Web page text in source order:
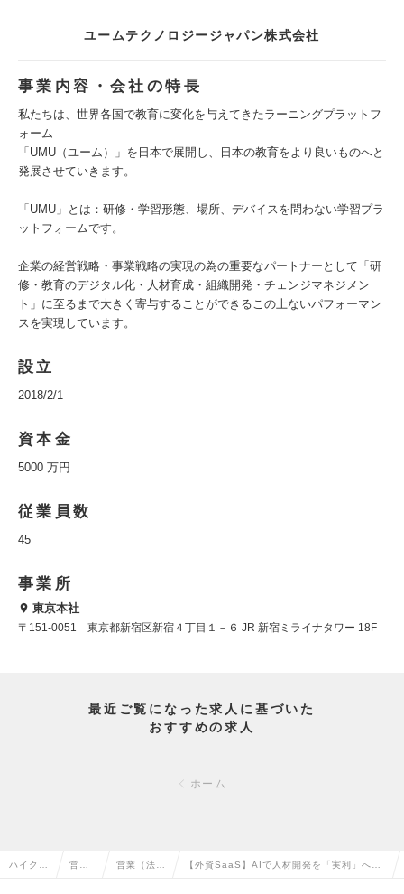
ユームテクノロジージャパン株式会社
事業内容・会社の特長
私たちは、世界各国で教育に変化を与えてきたラーニングプラットフ
ォーム
「UMU（ユーム）」を日本で展開し、日本の教育をより良いものへと
発展させていきます。
「UMU」とは：研修・学習形態、場所、デバイスを問わない学習プラ
ットフォームです。
企業の経営戦略・事業戦略の実現の為の重要なパートナーとして「研
修・教育のデジタル化・人材育成・組織開発・チェンジマネジメン
ト」に至るまで大きく寄与することができるこの上ないパフォーマン
スを実現しています。
設立
2018/2/1
資本金
5000 万円
従業員数
45
事業所
東京本社
〒151-0051 東京都新宿区新宿４丁目１－６ JR 新宿ミライナタワー 18F
最近ご覧になった求人に基づいた
おすすめの求人
ホーム
ハイクラ 営業 営業（法人 【外資SaaS】AIで人材開発を「実利」へ。